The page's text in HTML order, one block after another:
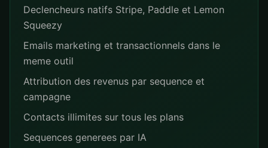
Declencheurs natifs Stripe, Paddle et Lemon
Squeezy
Emails marketing et transactionnels dans le
meme outil
Attribution des revenus par sequence et
campagne
Contacts illimites sur tous les plans
Sequences generees par IA